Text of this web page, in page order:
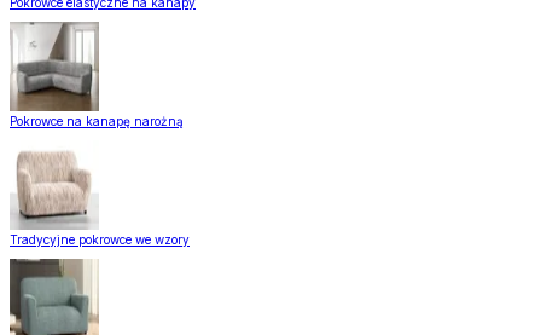
Pokrowce na kanapę narożną
Tradycyjne pokrowce we wzory